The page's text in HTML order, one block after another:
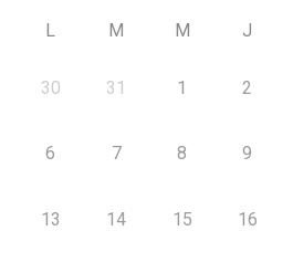
L M M J
30 31 1 2
6 7 8 9
13 14 15 16